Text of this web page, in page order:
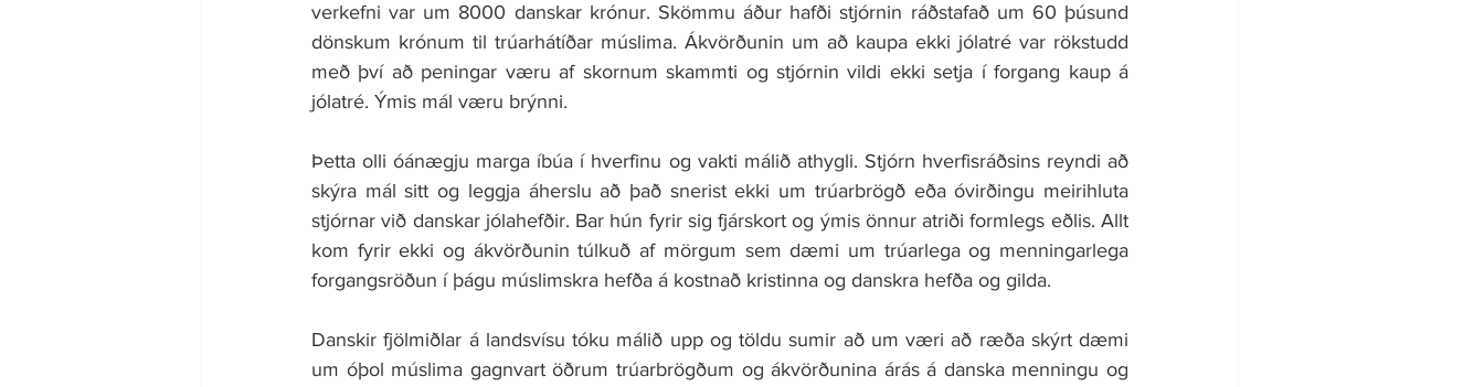
verkefni var um 8000 danskar krónur. Skömmu áður hafði stjórnin ráðstafað um 60 þúsund
dönskum krónum til trúarhátíðar múslima. Ákvörðunin um að kaupa ekki jólatré var rökstudd
með því að peningar væru af skornum skammti og stjórnin vildi ekki setja í forgang kaup á
jólatré. Ýmis mál væru brýnni.
Þetta olli óánægju marga íbúa í hverfinu og vakti málið athygli. Stjórn hverfisráðsins reyndi að
skýra mál sitt og leggja áherslu að það snerist ekki um trúarbrögð eða óvirðingu meirihluta
stjórnar við danskar jólahefðir. Bar hún fyrir sig fjárskort og ýmis önnur atriði formlegs eðlis. Allt
kom fyrir ekki og ákvörðunin túlkuð af mörgum sem dæmi um trúarlega og menningarlega
forgangsröðun í þágu múslimskra hefða á kostnað kristinna og danskra hefða og gilda.
Danskir fjölmiðlar á landsvísu tóku málið upp og töldu sumir að um væri að ræða skýrt dæmi
um óþol múslima gagnvart öðrum trúarbrögðum og ákvörðunina árás á danska menningu og